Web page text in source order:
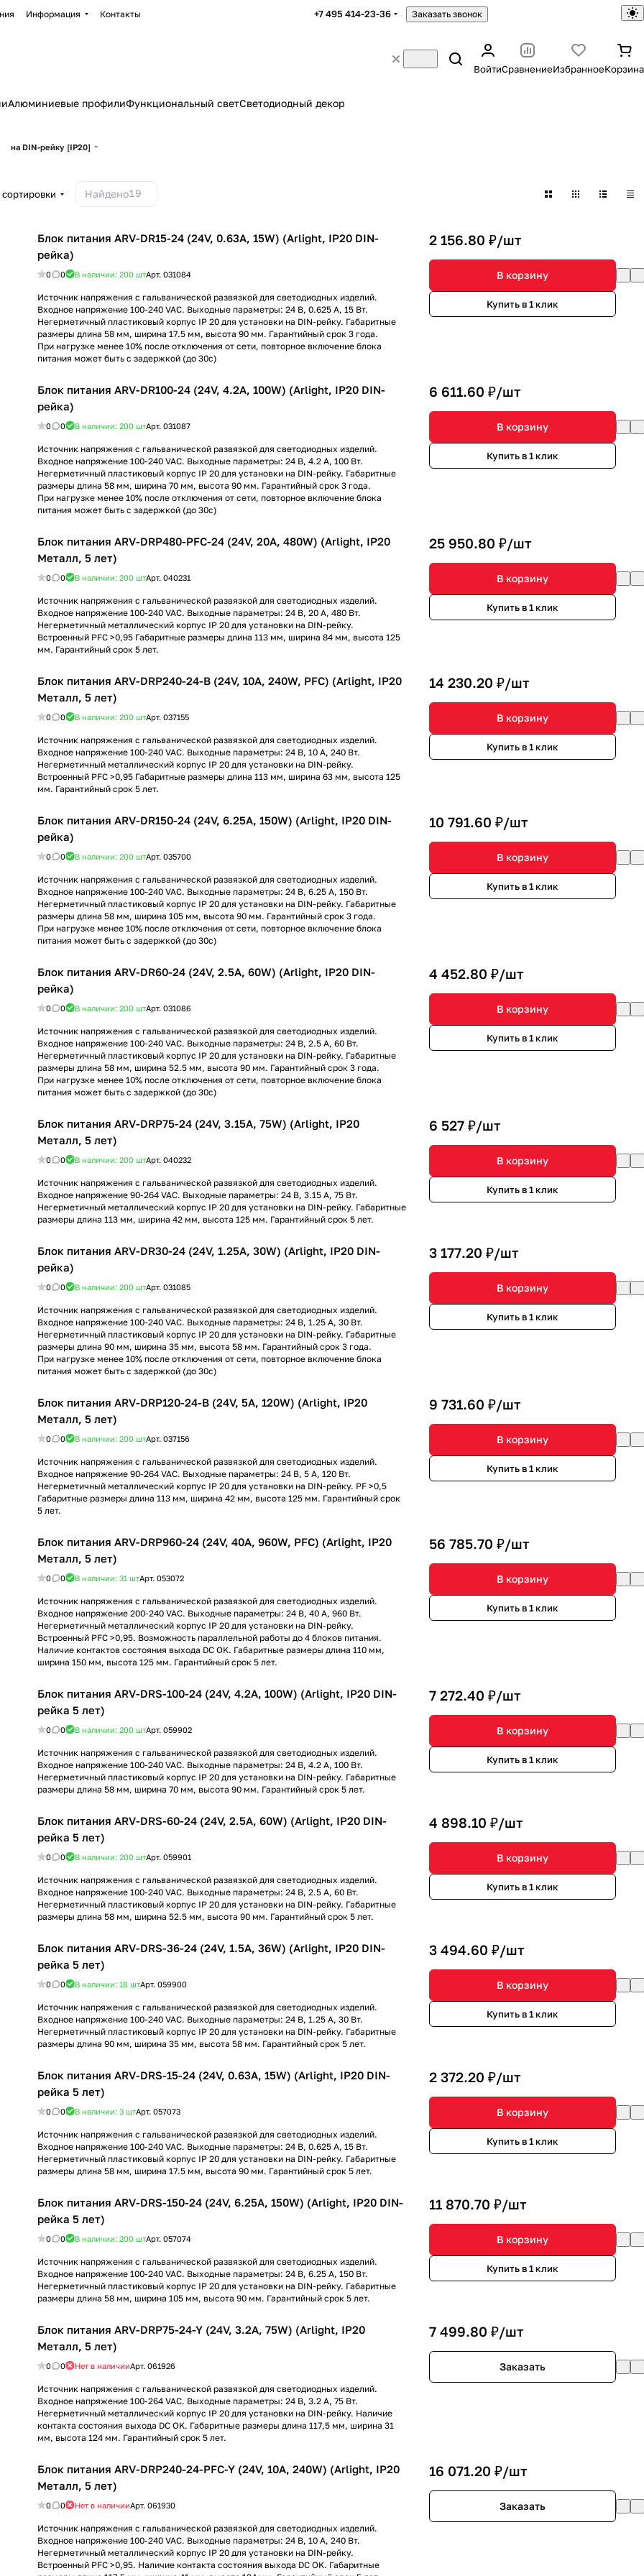
Информация Контакты +7 495 414-23-36 Заказать звонок
ВойтиСравнениеИзбранноеКорзина
Алюминиевые профилиФункциональный светСветодиодный декор
на DIN-рейку [IP20]
Найдено19
Блок питания ARV-DR15-24 (24V, 0.63A, 15W) (Arlight, IP20 DIN-
рейка)
0 0 В наличии: 200 штАрт. 031084
Источник напряжения с гальванической развязкой для светодиодных изделий.
Входное напряжение 100-240 VAC. Выходные параметры: 24 В, 0.625 А, 15 Вт.
Негерметичный пластиковый корпус IP 20 для установки на DIN-рейку. Габаритные
размеры длина 58 мм, ширина 17.5 мм, высота 90 мм. Гарантийный срок 3 года.
При нагрузке менее 10% после отключения от сети, повторное включение блока
питания может быть с задержкой (до 30с)
2 156.80 ₽/шт
В корзину
Купить в 1 клик
Блок питания ARV-DR100-24 (24V, 4.2A, 100W) (Arlight, IP20 DIN-
рейка)
0 0 В наличии: 200 штАрт. 031087
Источник напряжения с гальванической развязкой для светодиодных изделий.
Входное напряжение 100-240 VAC. Выходные параметры: 24 В, 4.2 А, 100 Вт.
Негерметичный пластиковый корпус IP 20 для установки на DIN-рейку. Габаритные
размеры длина 58 мм, ширина 70 мм, высота 90 мм. Гарантийный срок 3 года.
При нагрузке менее 10% после отключения от сети, повторное включение блока
питания может быть с задержкой (до 30с)
6 611.60 ₽/шт
В корзину
Купить в 1 клик
Блок питания ARV-DRP480-PFC-24 (24V, 20A, 480W) (Arlight, IP20
Металл, 5 лет)
0 0 В наличии: 200 штАрт. 040231
Источник напряжения с гальванической развязкой для светодиодных изделий.
Входное напряжение 100-240 VAC. Выходные параметры: 24 В, 20 А, 480 Вт.
Негерметичный металлический корпус IP 20 для установки на DIN-рейку.
Встроенный PFC >0,95 Габаритные размеры длина 113 мм, ширина 84 мм, высота 125
мм. Гарантийный срок 5 лет.
25 950.80 ₽/шт
В корзину
Купить в 1 клик
Блок питания ARV-DRP240-24-B (24V, 10A, 240W, PFC) (Arlight, IP20
Металл, 5 лет)
0 0 В наличии: 200 штАрт. 037155
Источник напряжения с гальванической развязкой для светодиодных изделий.
Входное напряжение 100-240 VAC. Выходные параметры: 24 В, 10 А, 240 Вт.
Негерметичный металлический корпус IP 20 для установки на DIN-рейку.
Встроенный PFC >0,95 Габаритные размеры длина 113 мм, ширина 63 мм, высота 125
мм. Гарантийный срок 5 лет.
14 230.20 ₽/шт
В корзину
Купить в 1 клик
Блок питания ARV-DR150-24 (24V, 6.25A, 150W) (Arlight, IP20 DIN-
рейка)
0 0 В наличии: 200 штАрт. 035700
Источник напряжения с гальванической развязкой для светодиодных изделий.
Входное напряжение 100-240 VAC. Выходные параметры: 24 В, 6.25 А, 150 Вт.
Негерметичный пластиковый корпус IP 20 для установки на DIN-рейку. Габаритные
размеры длина 58 мм, ширина 105 мм, высота 90 мм. Гарантийный срок 3 года.
При нагрузке менее 10% после отключения от сети, повторное включение блока
питания может быть с задержкой (до 30с)
10 791.60 ₽/шт
В корзину
Купить в 1 клик
Блок питания ARV-DR60-24 (24V, 2.5A, 60W) (Arlight, IP20 DIN-
рейка)
0 0 В наличии: 200 штАрт. 031086
Источник напряжения с гальванической развязкой для светодиодных изделий.
Входное напряжение 100-240 VAC. Выходные параметры: 24 В, 2.5 А, 60 Вт.
Негерметичный пластиковый корпус IP 20 для установки на DIN-рейку. Габаритные
размеры длина 58 мм, ширина 52.5 мм, высота 90 мм. Гарантийный срок 3 года.
При нагрузке менее 10% после отключения от сети, повторное включение блока
питания может быть с задержкой (до 30с)
4 452.80 ₽/шт
В корзину
Купить в 1 клик
Блок питания ARV-DRP75-24 (24V, 3.15A, 75W) (Arlight, IP20
Металл, 5 лет)
0 0 В наличии: 200 штАрт. 040232
Источник напряжения с гальванической развязкой для светодиодных изделий.
Входное напряжение 90-264 VAC. Выходные параметры: 24 В, 3.15 А, 75 Вт.
Негерметичный металлический корпус IP 20 для установки на DIN-рейку. Габаритные
размеры длина 113 мм, ширина 42 мм, высота 125 мм. Гарантийный срок 5 лет.
6 527 ₽/шт
В корзину
Купить в 1 клик
Блок питания ARV-DR30-24 (24V, 1.25A, 30W) (Arlight, IP20 DIN-
рейка)
0 0 В наличии: 200 штАрт. 031085
Источник напряжения с гальванической развязкой для светодиодных изделий.
Входное напряжение 100-240 VAC. Выходные параметры: 24 В, 1.25 А, 30 Вт.
Негерметичный пластиковый корпус IP 20 для установки на DIN-рейку. Габаритные
размеры длина 90 мм, ширина 35 мм, высота 58 мм. Гарантийный срок 3 года.
При нагрузке менее 10% после отключения от сети, повторное включение блока
питания может быть с задержкой (до 30с)
3 177.20 ₽/шт
В корзину
Купить в 1 клик
Блок питания ARV-DRP120-24-B (24V, 5A, 120W) (Arlight, IP20
Металл, 5 лет)
0 0 В наличии: 200 штАрт. 037156
Источник напряжения с гальванической развязкой для светодиодных изделий.
Входное напряжение 90-264 VAC. Выходные параметры: 24 В, 5 А, 120 Вт.
Негерметичный металлический корпус IP 20 для установки на DIN-рейку. PF >0,5
Габаритные размеры длина 113 мм, ширина 42 мм, высота 125 мм. Гарантийный срок
5 лет.
9 731.60 ₽/шт
В корзину
Купить в 1 клик
Блок питания ARV-DRP960-24 (24V, 40A, 960W, PFC) (Arlight, IP20
Металл, 5 лет)
0 0 В наличии: 31 штАрт. 053072
Источник напряжения с гальванической развязкой для светодиодных изделий.
Входное напряжение 200-240 VAC. Выходные параметры: 24 В, 40 А, 960 Вт.
Негерметичный металлический корпус IP 20 для установки на DIN-рейку.
Встроенный PFC >0,95. Возможность параллельной работы до 4 блоков питания.
Наличие контактов состояния выхода DC OK. Габаритные размеры длина 110 мм,
ширина 150 мм, высота 125 мм. Гарантийный срок 5 лет.
56 785.70 ₽/шт
В корзину
Купить в 1 клик
Блок питания ARV-DRS-100-24 (24V, 4.2A, 100W) (Arlight, IP20 DIN-
рейка 5 лет)
0 0 В наличии: 200 штАрт. 059902
Источник напряжения с гальванической развязкой для светодиодных изделий.
Входное напряжение 100-240 VAC. Выходные параметры: 24 В, 4.2 А, 100 Вт.
Негерметичный пластиковый корпус IP 20 для установки на DIN-рейку. Габаритные
размеры длина 58 мм, ширина 70 мм, высота 90 мм. Гарантийный срок 5 лет.
7 272.40 ₽/шт
В корзину
Купить в 1 клик
Блок питания ARV-DRS-60-24 (24V, 2.5A, 60W) (Arlight, IP20 DIN-
рейка 5 лет)
0 0 В наличии: 200 штАрт. 059901
Источник напряжения с гальванической развязкой для светодиодных изделий.
Входное напряжение 100-240 VAC. Выходные параметры: 24 В, 2.5 А, 60 Вт.
Негерметичный пластиковый корпус IP 20 для установки на DIN-рейку. Габаритные
размеры длина 58 мм, ширина 52.5 мм, высота 90 мм. Гарантийный срок 5 лет.
4 898.10 ₽/шт
В корзину
Купить в 1 клик
Блок питания ARV-DRS-36-24 (24V, 1.5A, 36W) (Arlight, IP20 DIN-
рейка 5 лет)
0 0 В наличии: 18 штАрт. 059900
Источник напряжения с гальванической развязкой для светодиодных изделий.
Входное напряжение 100-240 VAC. Выходные параметры: 24 В, 1.25 А, 30 Вт.
Негерметичный пластиковый корпус IP 20 для установки на DIN-рейку. Габаритные
размеры длина 90 мм, ширина 35 мм, высота 58 мм. Гарантийный срок 5 лет.
3 494.60 ₽/шт
В корзину
Купить в 1 клик
Блок питания ARV-DRS-15-24 (24V, 0.63A, 15W) (Arlight, IP20 DIN-
рейка 5 лет)
0 0 В наличии: 3 штАрт. 057073
Источник напряжения с гальванической развязкой для светодиодных изделий.
Входное напряжение 100-240 VAC. Выходные параметры: 24 В, 0.625 А, 15 Вт.
Негерметичный пластиковый корпус IP 20 для установки на DIN-рейку. Габаритные
размеры длина 58 мм, ширина 17.5 мм, высота 90 мм. Гарантийный срок 5 лет.
2 372.20 ₽/шт
В корзину
Купить в 1 клик
Блок питания ARV-DRS-150-24 (24V, 6.25A, 150W) (Arlight, IP20 DIN-
рейка 5 лет)
0 0 В наличии: 200 штАрт. 057074
Источник напряжения с гальванической развязкой для светодиодных изделий.
Входное напряжение 100-240 VAC. Выходные параметры: 24 В, 6.25 А, 150 Вт.
Негерметичный пластиковый корпус IP 20 для установки на DIN-рейку. Габаритные
размеры длина 58 мм, ширина 105 мм, высота 90 мм. Гарантийный срок 5 лет.
11 870.70 ₽/шт
В корзину
Купить в 1 клик
Блок питания ARV-DRP75-24-Y (24V, 3.2A, 75W) (Arlight, IP20
Металл, 5 лет)
0 0 Нет в наличииАрт. 061926
Источник напряжения с гальванической развязкой для светодиодных изделий.
Входное напряжение 100-264 VAC. Выходные параметры: 24 В, 3.2 А, 75 Вт.
Негерметичный металлический корпус IP 20 для установки на DIN-рейку. Наличие
контакта состояния выхода DC OK. Габаритные размеры длина 117,5 мм, ширина 31
мм, высота 124 мм. Гарантийный срок 5 лет.
7 499.80 ₽/шт
Заказать
Блок питания ARV-DRP240-24-PFC-Y (24V, 10A, 240W) (Arlight, IP20
Металл, 5 лет)
0 0 Нет в наличииАрт. 061930
Источник напряжения с гальванической развязкой для светодиодных изделий.
Входное напряжение 100-240 VAC. Выходные параметры: 24 В, 10 А, 240 Вт.
Негерметичный металлический корпус IP 20 для установки на DIN-рейку.
Встроенный PFC >0,95. Наличие контакта состояния выхода DC OK. Габаритные
16 071.20 ₽/шт
Заказать